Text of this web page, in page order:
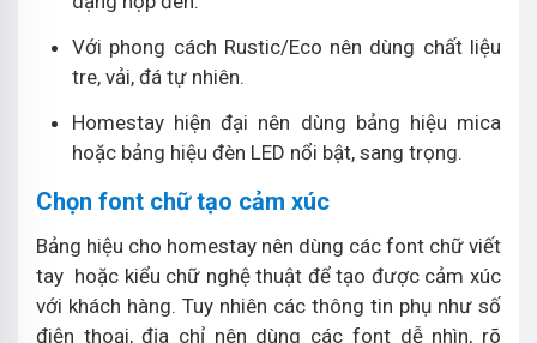
Với phong cách Rustic/Eco nên dùng chất liệu
tre, vải, đá tự nhiên.
Homestay hiện đại nên dùng bảng hiệu mica
hoặc bảng hiệu đèn LED nổi bật, sang trọng.
Chọn font chữ tạo cảm xúc
Bảng hiệu cho homestay nên dùng các font chữ viết
tay hoặc kiểu chữ nghệ thuật để tạo được cảm xúc
với khách hàng. Tuy nhiên các thông tin phụ như số
điện thoại, địa chỉ nên dùng các font dễ nhìn, rõ